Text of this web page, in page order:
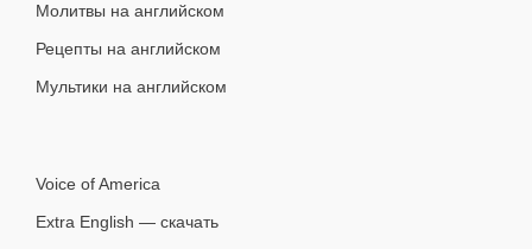
Молитвы на английском
Рецепты на английском
Мультики на английском
Voice of America
Extra English — скачать